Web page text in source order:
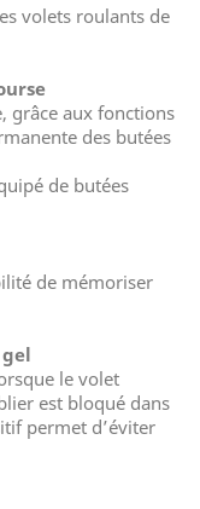
volets roulants de
grâce aux fonctions
des butées
de butées
de mémoriser
le volet
est bloqué dans
permet d’éviter